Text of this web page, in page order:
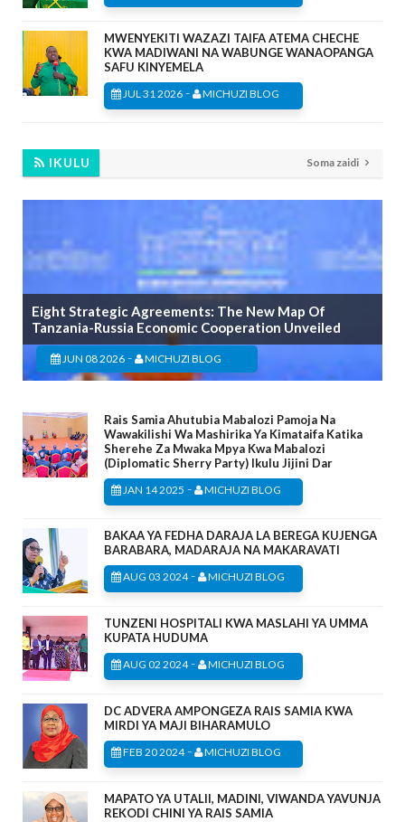
MWENYEKITI WAZAZI TAIFA ATEMA CHECHE
KWA MADIWANI NA WABUNGE WANAOPANGA
SAFU KINYEMELA
JUL 31 2026 - MICHUZI BLOG
IKULU Soma zaidi
Eight Strategic Agreements: The New Map Of
Tanzania-Russia Economic Cooperation Unveiled
JUN 08 2026 - MICHUZI BLOG
Rais Samia Ahutubia Mabalozi Pamoja Na
Wawakilishi Wa Mashirika Ya Kimataifa Katika
Sherehe Za Mwaka Mpya Kwa Mabalozi
(Diplomatic Sherry Party) Ikulu Jijini Dar
JAN 14 2025 - MICHUZI BLOG
BAKAA YA FEDHA DARAJA LA BEREGA KUJENGA
BARABARA, MADARAJA NA MAKARAVATI
AUG 03 2024- MICHUZI BLOG
TUNZENI HOSPITALI KWA MASLAHI YA UMMA
KUPATA HUDUMA
AUG 02 2024- MICHUZI BLOG
DC ADVERA AMPONGEZA RAIS SAMIA KWA
MIRDI YA MAJI BIHARAMULO
FEB 20 2024- MICHUZI BLOG
MAPATO YA UTALII, MADINI, VIWANDA YAVUNJA
REKODI CHINI YA RAIS SAMIA